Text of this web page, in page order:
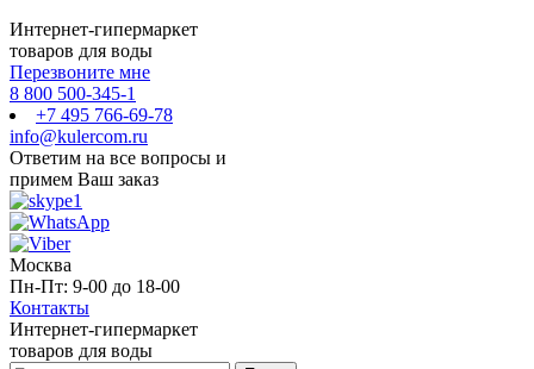
Интернет-гипермаркет
товаров для воды
Перезвоните мне
8 800 500-345-1
+7 495 766-69-78
info@kulercom.ru
Ответим на все вопросы и
примем Ваш заказ
Москва
Пн-Пт: 9-00 до 18-00
Контакты
Интернет-гипермаркет
товаров для воды